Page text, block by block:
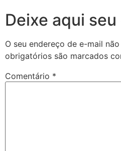
Deixe aqui
O seu endereço de e-mail
obrigatórios são marcados
Comentário *